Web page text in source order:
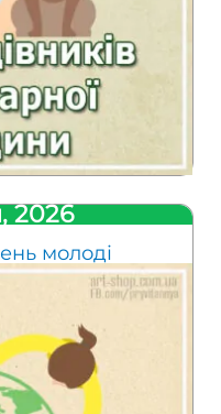
2026
молоді